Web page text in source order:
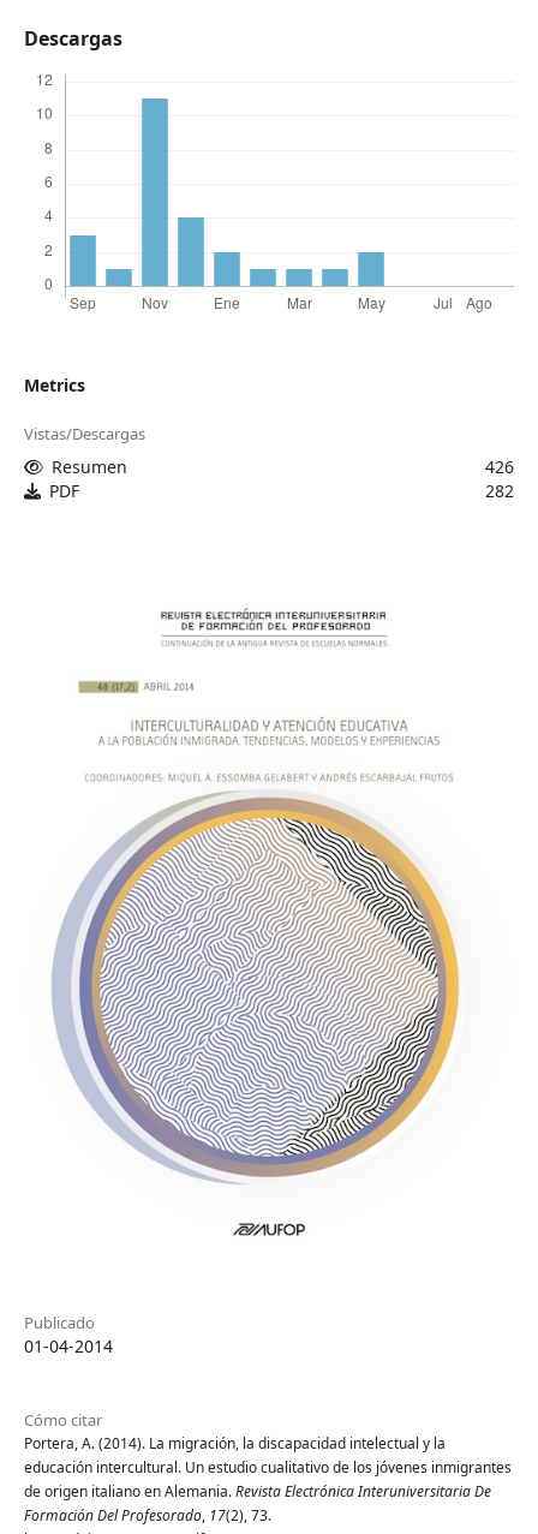
Descargas
Metrics
Vistas/Descargas
Resumen
426
PDF
282
Publicado
01-04-2014
Cómo citar
Portera, A. (2014). La migración, la discapacidad intelectual y la
educación intercultural. Un estudio cualitativo de los jóvenes inmigrantes
de origen italiano en Alemania.Revista Electrónica Interuniversitaria De
Formación Del Profesorado, 17(2), 73.